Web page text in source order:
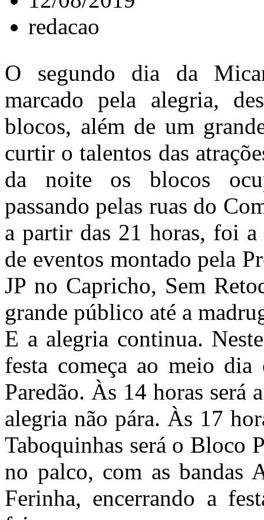
redacao
O segundo dia da
marcado pela alegria,
blocos, além de um
curtir o talentos das
da noite os blocos
passando pelas ruas do
a partir das 21 horas, foi
de eventos montado pela
JP no Capricho, Sem
grande público até a
E a alegria continua.
festa começa ao meio
Paredão. Às 14 horas será
alegria não pára. Às 17
Taboquinhas será o Bloco
no palco, com as bandas
Ferinha, encerrando a